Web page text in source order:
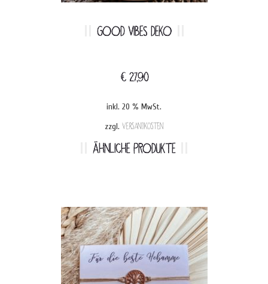
GOOD VIBES DEKO
€27,90
inkl. 20 % MwSt.
zzgl. Versandkosten
ÄHNLICHE PRODUKTE